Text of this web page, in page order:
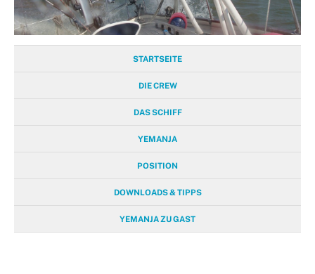
STARTSEITE
DIE CREW
DAS SCHIFF
YEMANJA
POSITION
DOWNLOADS & TIPPS
YEMANJA ZU GAST